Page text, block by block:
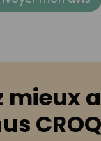
mieux